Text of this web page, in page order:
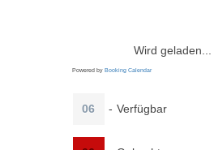
Wird geladen...
Powered by Booking Calendar
06 - Verfügbar